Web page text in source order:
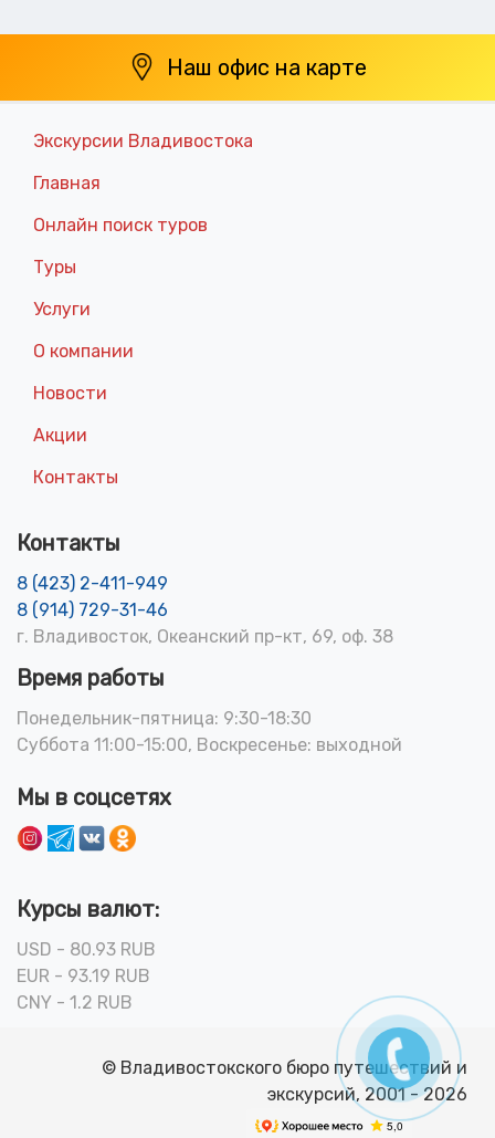
Наш офис на карте
Экскурсии Владивостока
Главная
Онлайн поиск туров
Туры
Услуги
О компании
Новости
Акции
Контакты
Контакты
8 (423) 2-411-949
8 (914) 729-31-46
г. Владивосток, Океанский пр-кт, 69, оф. 38
Время работы
Понедельник-пятница: 9:30-18:30
Суббота 11:00-15:00, Воскресенье: выходной
Мы в соцсетях
Курсы валют:
USD - 80.93 RUB
EUR - 93.19 RUB
CNY - 1.2 RUB
© Владивостокского бюро путешествий и
экскурсий, 2001 - 2026